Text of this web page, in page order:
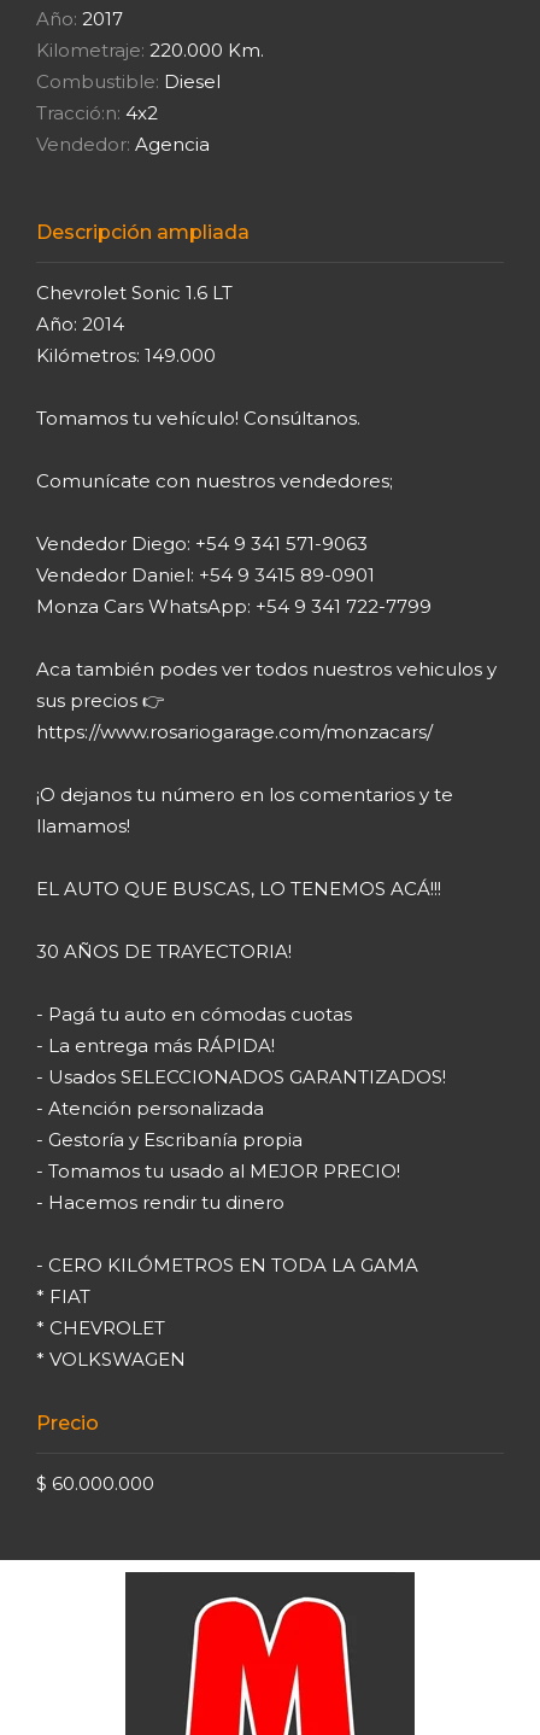
Año: 2017
Kilometraje: 220.000 Km.
Combustible: Diesel
Tracció:n: 4x2
Vendedor: Agencia
Descripción ampliada
Chevrolet Sonic 1.6 LT
Año: 2014
Kilómetros: 149.000
Tomamos tu vehículo! Consúltanos.
Comunícate con nuestros vendedores;
Vendedor Diego: +54 9 341 571-9063
Vendedor Daniel: +54 9 3415 89-0901
Monza Cars WhatsApp: +54 9 341 722-7799
Aca también podes ver todos nuestros vehiculos y
sus precios 👉
https://www.rosariogarage.com/monzacars/
¡O dejanos tu número en los comentarios y te
llamamos!
EL AUTO QUE BUSCAS, LO TENEMOS ACÁ!!!
30 AÑOS DE TRAYECTORIA!
- Pagá tu auto en cómodas cuotas
- La entrega más RÁPIDA!
- Usados SELECCIONADOS GARANTIZADOS!
- Atención personalizada
- Gestoría y Escribanía propia
- Tomamos tu usado al MEJOR PRECIO!
- Hacemos rendir tu dinero
- CERO KILÓMETROS EN TODA LA GAMA
* FIAT
* CHEVROLET
* VOLKSWAGEN
Precio
$ 60.000.000